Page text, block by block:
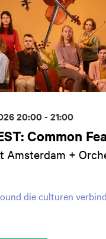
Common
Amsterdam +
die culturen
20:00 - 21:00